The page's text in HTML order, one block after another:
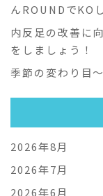
んROUNDでKO
内反足の改善に
をしましょう！
季節の変わり目
2026年8月
2026年7月
2026年6月